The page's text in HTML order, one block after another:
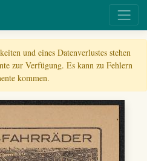
und eines Datenverlustes stehen
zur Verfügung. Es kann zu Fehlern
kommen.